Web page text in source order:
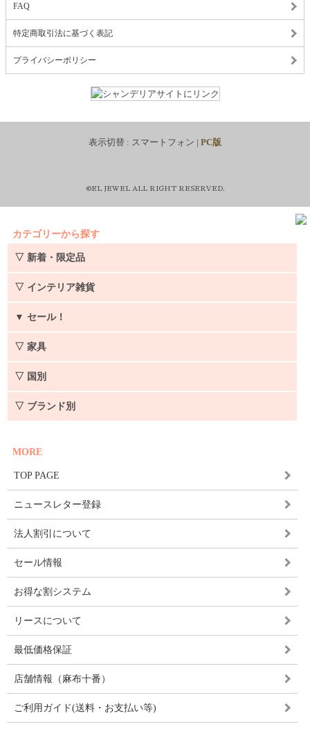
FAQ
特定商取引法に基づく表記
プライバシーポリシー
表示切替 : スマートフォン | PC版
©EL JEWEL ALL RIGHT RESERVED.
カテゴリーから探す
▽ 新着・限定品
▽ インテリア雑貨
▼ セール！
▽ 家具
▽ 国別
▽ ブランド別
MORE
TOP PAGE
ニュースレター登録
法人割引について
セール情報
お得な割システム
リースについて
最低価格保証
店舗情報（麻布十番）
ご利用ガイド(送料・お支払い等)